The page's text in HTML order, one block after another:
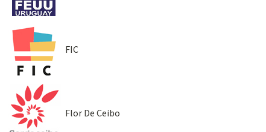
FIC
Flor De Ceibo